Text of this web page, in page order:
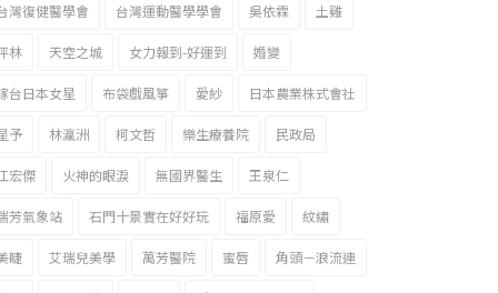
灣復健醫學會 台灣運動醫學學會 吳依霖 土雞
林 天空之城 女力報到-好運到 婚變
台日本女星 布袋戲風箏 愛紗 日本農業株式會社
予 林瀛洲 柯文哲 樂生療養院 民政局
宏傑 火神的眼淚 無國界醫生 王泉仁
芳氣象站 石門十景實在好好玩 福原愛 紋繡
睫 艾瑞兒美學 萬芳醫院 蜜唇 角頭－浪流連